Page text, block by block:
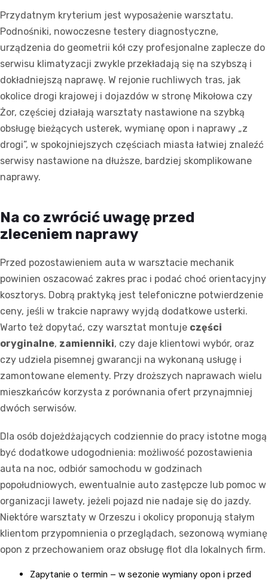
Przydatnym kryterium jest wyposażenie warsztatu.
Podnośniki, nowoczesne testery diagnostyczne,
urządzenia do geometrii kół czy profesjonalne zaplecze do
serwisu klimatyzacji zwykle przekładają się na szybszą i
dokładniejszą naprawę. W rejonie ruchliwych tras, jak
okolice drogi krajowej i dojazdów w stronę Mikołowa czy
Żor, częściej działają warsztaty nastawione na szybką
obsługę bieżących usterek, wymianę opon i naprawy „z
drogi”, w spokojniejszych częściach miasta łatwiej znaleźć
serwisy nastawione na dłuższe, bardziej skomplikowane
naprawy.
Na co zwrócić uwagę przed
zleceniem naprawy
Przed pozostawieniem auta w warsztacie mechanik
powinien oszacować zakres prac i podać choć orientacyjny
kosztorys. Dobrą praktyką jest telefoniczne potwierdzenie
ceny, jeśli w trakcie naprawy wyjdą dodatkowe usterki.
Warto też dopytać, czy warsztat montuje części
oryginalne, zamienniki, czy daje klientowi wybór, oraz
czy udziela pisemnej gwarancji na wykonaną usługę i
zamontowane elementy. Przy droższych naprawach wielu
mieszkańców korzysta z porównania ofert przynajmniej
dwóch serwisów.
Dla osób dojeżdżających codziennie do pracy istotne mogą
być dodatkowe udogodnienia: możliwość pozostawienia
auta na noc, odbiór samochodu w godzinach
popołudniowych, ewentualnie auto zastępcze lub pomoc w
organizacji lawety, jeżeli pojazd nie nadaje się do jazdy.
Niektóre warsztaty w Orzeszu i okolicy proponują stałym
klientom przypomnienia o przeglądach, sezonową wymianę
opon z przechowaniem oraz obsługę flot dla lokalnych firm.
Zapytanie o termin – w sezonie wymiany opon i przed